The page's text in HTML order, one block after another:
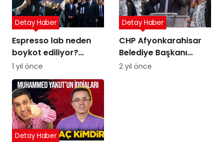
Espresso lab neden
boykot ediliyor?
Espresso Lab sahibi
kim?
Detay Haber
1 yıl önce
CHP Afyonkarahisar
Belediye Başkanı
Adayı Burcu Köksal
Detay Haber
2 yıl önce
Detay Haber